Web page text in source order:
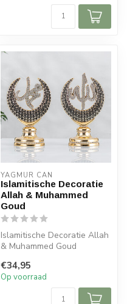
YAGMUR CAN
Islamitische Decoratie
Allah & Muhammed
Goud
Islamitische Decoratie Allah
& Muhammed Goud
€34,95
Op voorraad